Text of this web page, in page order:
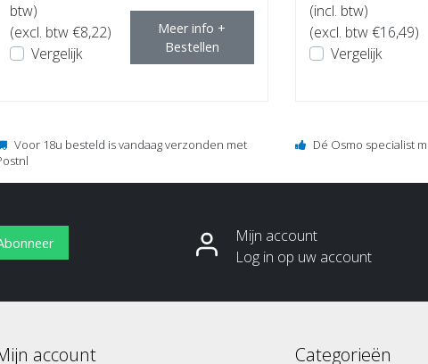
btw)
(excl. btw €8,22)
Vergelijk
Meer info +
Bestellen
(incl. btw)
(excl. btw €16,49)
Vergelijk
Voor 18u besteld is vandaag verzonden met
Dé Osmo specialist
Mijn account
Log in op uw account
account Categorieën